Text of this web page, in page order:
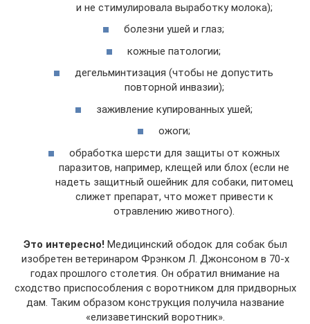
и не стимулировала выработку молока);
болезни ушей и глаз;
кожные патологии;
дегельминтизация (чтобы не допустить
повторной инвазии);
заживление купированных ушей;
ожоги;
обработка шерсти для защиты от кожных
паразитов, например, клещей или блох (если не
надеть защитный ошейник для собаки, питомец
слижет препарат, что может привести к
отравлению животного).
Это интересно! Медицинский ободок для собак был
изобретен ветеринаром Фрэнком Л. Джонсоном в 70-х
годах прошлого столетия. Он обратил внимание на
сходство приспособления с воротником для придворных
дам. Таким образом конструкция получила название
«елизаветинский воротник».